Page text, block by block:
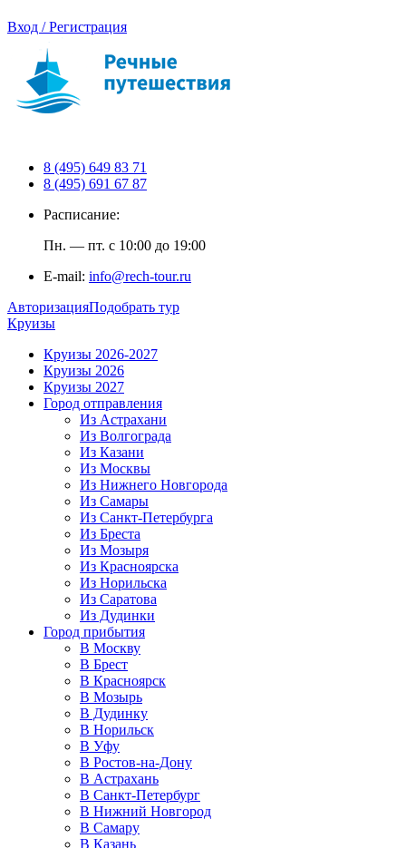
Вход / Регистрация
8 (495) 649 83 71
8 (495) 691 67 87
Расписание:
Пн. — пт. с 10:00 до 19:00
E-mail: info@rech-tour.ru
АвторизацияПодобрать тур
Круизы
Круизы 2026-2027
Круизы 2026
Круизы 2027
Город отправления
Из Астрахани
Из Волгограда
Из Казани
Из Москвы
Из Нижнего Новгорода
Из Самары
Из Санкт-Петербурга
Из Бреста
Из Мозыря
Из Красноярска
Из Норильска
Из Саратова
Из Дудинки
Город прибытия
В Москву
В Брест
В Красноярск
В Мозырь
В Дудинку
В Норильск
В Уфу
В Ростов-на-Дону
В Астрахань
В Санкт-Петербург
В Нижний Новгород
В Самару
В Казань